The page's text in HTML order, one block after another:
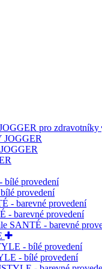
pro zdravotníky
JOGGER
bílé provedení
provedení
- barevné provedení
- barevné provedení
SANTÉ - barevné
- bílé provedení
- bílé provedení